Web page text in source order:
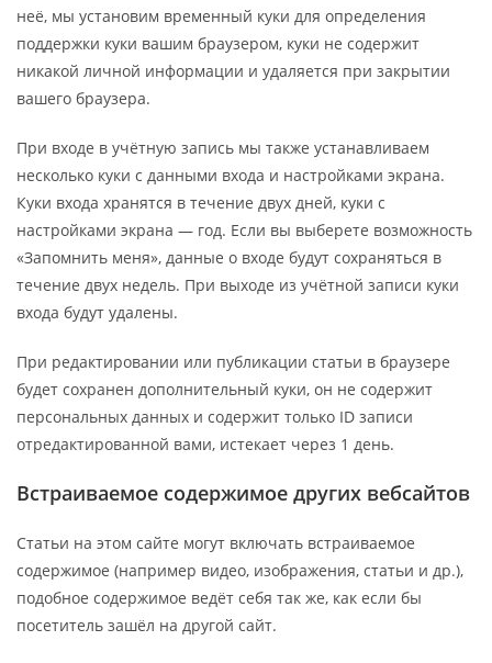
неё, мы установим временный куки для определения
поддержки куки вашим браузером, куки не содержит
никакой личной информации и удаляется при закрытии
вашего браузера.
При входе в учётную запись мы также устанавливаем
несколько куки с данными входа и настройками экрана.
Куки входа хранятся в течение двух дней, куки с
настройками экрана — год. Если вы выберете возможность
«Запомнить меня», данные о входе будут сохраняться в
течение двух недель. При выходе из учётной записи куки
входа будут удалены.
При редактировании или публикации статьи в браузере
будет сохранен дополнительный куки, он не содержит
персональных данных и содержит только ID записи
отредактированной вами, истекает через 1 день.
Встраиваемое содержимое других вебсайтов
Статьи на этом сайте могут включать встраиваемое
содержимое (например видео, изображения, статьи и др.),
подобное содержимое ведёт себя так же, как если бы
посетитель зашёл на другой сайт.